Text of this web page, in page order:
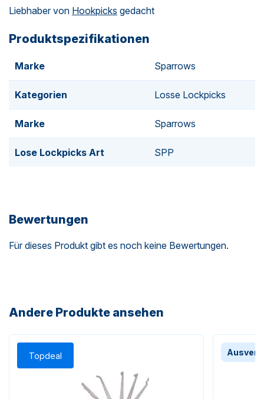
Liebhaber von Hookpicks gedacht
Produktspezifikationen
Marke Sparrows
Kategorien Losse Lockpicks
Marke Sparrows
Lose Lockpicks Art SPP
Bewertungen
Für dieses Produkt gibt es noch keine Bewertungen.
Andere Produkte ansehen
Topdeal